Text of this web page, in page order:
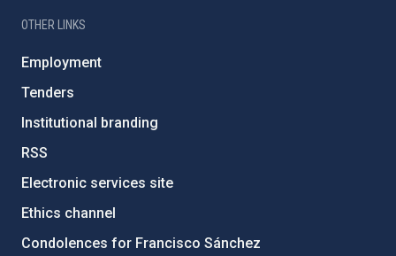
OTHER LINKS
Employment
Tenders
Institutional branding
RSS
Electronic services site
Ethics channel
Condolences for Francisco Sánchez